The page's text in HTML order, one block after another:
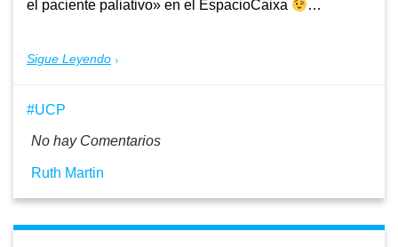
el paciente paliativo» en el EspacioCaixa …
Sigue Leyendo
UCP
No hay Comentarios
Ruth Martin